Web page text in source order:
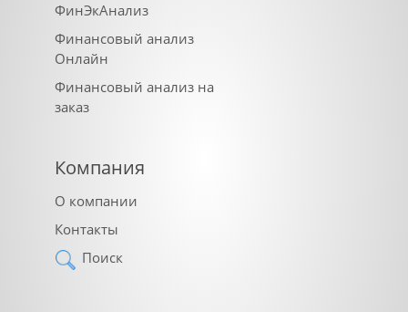
ФинЭкАнализ
Финансовый анализ
Онлайн
Финансовый анализ на
заказ
Компания
О компании
Контакты
Поиск